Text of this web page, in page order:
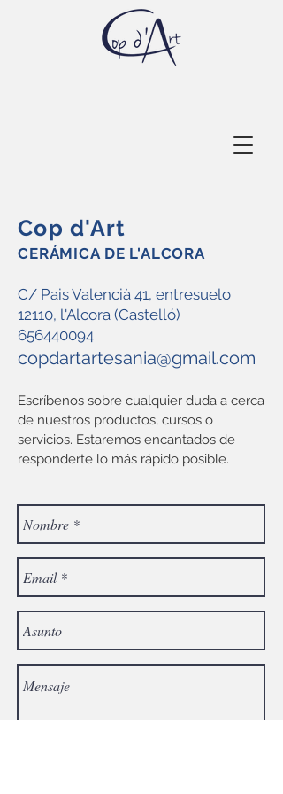
Cop d'Art
CERÁMICA DE L'ALCORA
C/ Pais Valencià 41, entresuelo
12110, l'Alcora (Castelló)
656440094
copdartartesania@gmail.com
Escríbenos sobre cualquier duda a cerca
de nuestros productos, cursos o
servicios. Estaremos encantados de
responderte lo más rápido posible.